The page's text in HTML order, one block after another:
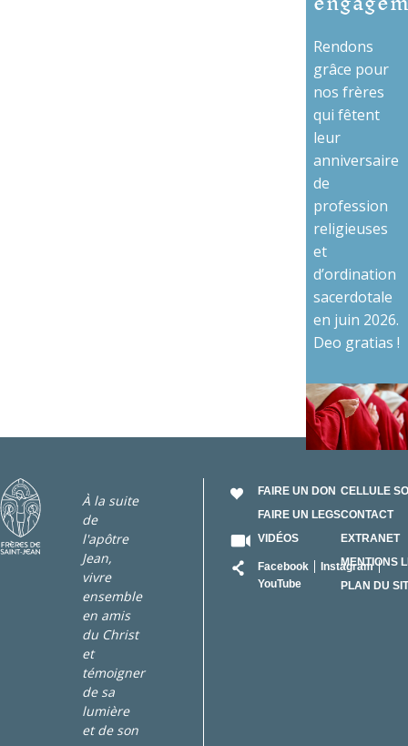
Rendons
grâce pour
nos frères
qui fêtent
leur
anniversaire
de
profession
religieuses
et
d’ordination
sacerdotale
en juin 2026.
Deo gratias !
À la suite
de
l'apôtre
Jean,
vivre
ensemble
en amis
du Christ
et
témoigner
de sa
lumière
et de son
FAIRE UN DON
FAIRE UN LEGS
VIDÉOS
Facebook
Instagram
YouTube
CELLULE
CONTACT
EXTRANET
MENTIONS
PLAN DU